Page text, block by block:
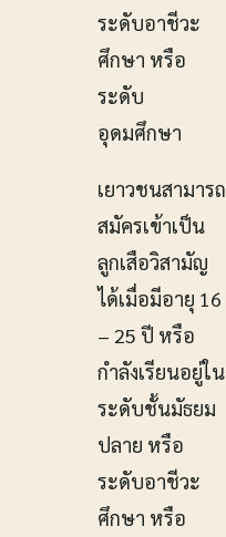
ระดับอาชีวะ
ศึกษา หรือ
ระดับ
อุดมศึกษา
เยาวชนสามารถ
สมัครเข้าเป็น
ลูกเสือวิสามัญ
ได้เมื่อมีอายุ 16
– 25 ปี หรือ
กำลังเรียนอยู่ใน
ระดับชั้นมัธยม
ปลาย หรือ
ระดับอาชีวะ
ศึกษา หรือ